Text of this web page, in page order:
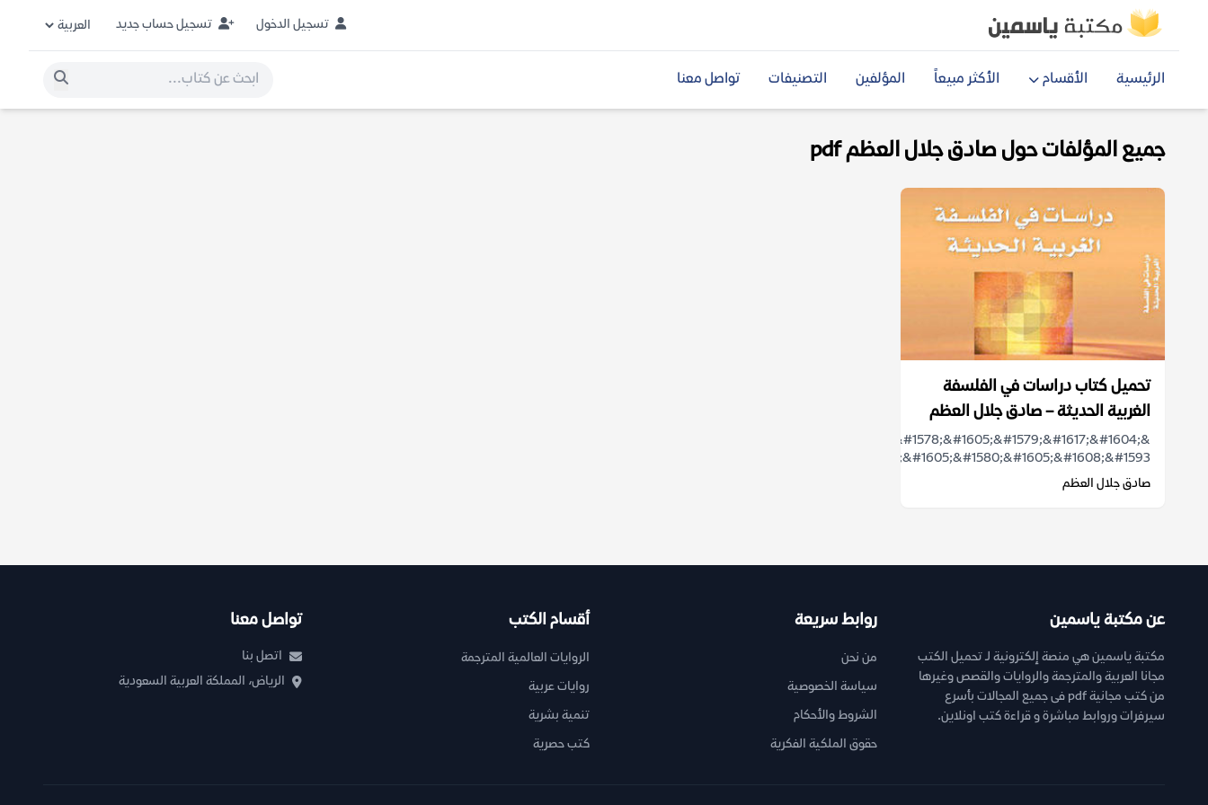
تسجيل الدخول تسجيل حساب جديد
الرئيسية الأقسام الأكثر مبيعاً المؤلفين التصنيفات تواصل معنا
جميع المؤلفات حول صادق جلال العظم pdf
تحميل كتاب دراسات في الفلسفة
الغربية الحديثة – صادق جلال العظم
&ldquo;&#1578;&#1605;&#1579;&#1617;&#1604;
&#1605;&#1580;&#1605;&#1608;&#1593;&#...
صادق جلال العظم
عن مكتبة ياسمين
مكتبة ياسمين هي منصة إلكترونية لـ تحميل الكتب
مجانا العربية والمترجمة والروايات والقصص وغيرها
من كتب مجانية pdf فى جميع المجالات بأسرع
سيرفرات وروابط مباشرة و قراءة كتب اونلاين.
روابط سريعة
من نحن
سياسة الخصوصية
الشروط والأحكام
حقوق الملكية الفكرية
أقسام الكتب
الروايات العالمية المترجمة
روايات عربية
تنمية بشرية
كتب حصرية
تواصل معنا
اتصل بنا
الرياض، المملكة العربية السعودية